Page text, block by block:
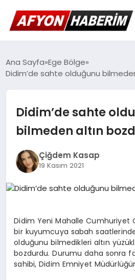
AFYON HABER
BELEDIYELER
EKONOMI
SPOR
Ana Sayfa Ege Bölge
Didim’de sahte olduğunu
Didim’de sahte
bilmeden altın
Çiğdem Kasap
19 Kasım 2021
Didim Yeni Mahalle Cumhuriyet
bir kuyumcuya sabah
olduğunu bilmedikleri altın
bozdurdu. Durumu daha sonra
sahibi, Didim Emniyet